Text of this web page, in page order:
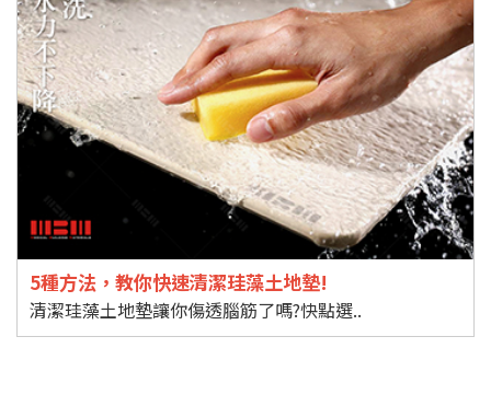
5種方法，教你快速清潔珪藻土地墊!
清潔珪藻土地墊讓你傷透腦筋了嗎?快點選..